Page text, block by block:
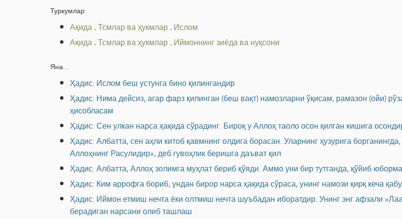
Туркумлар
Ақида.Тсмлар ва ҳукмлар.Ислом
Ақида.Тсмлар ва ҳукмлар.Иймоннинг зиёда ва нуқсони
Яна...
Ҳадис: Ислом беш устунга бино қилингандир
Ҳадис: Нима дейсиз, агар фарз қилинган (беш вақт) намозларни ўқисам, рамазон (ойи)
ҳисобласам
Ҳадис: Сен улкан нарса ҳақида сўрадинг. Бироқ у Аллоҳ таоло осон қилган кишига
Ҳадис: Албатта, сен аҳли китоб қавмнинг олдига борасан. Уларнинг ҳузурига
Аллоҳнинг Расулидир», деб гувоҳлик беришга даъват қил
Ҳадис: Албатта, Аллоҳ золимга муҳлат бериб қўяди. Аммо уни бир тутганда, қўйиб
Ҳадис: Ким аррофга бориб, ундан бирор нарса ҳақида сўраса, унинг намози қирқ кеча
Ҳадис: Иймон етмиш нечта ёки олтмиш нечта шуъбадан иборатдир. Унинг энг афзали
берадиган нарсани олиб ташлаш